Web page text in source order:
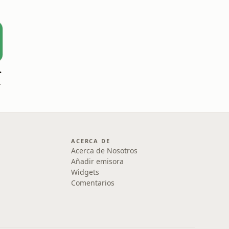
ESP
ACERCA DE
Acerca de Nosotros
Añadir emisora
Widgets
Comentarios